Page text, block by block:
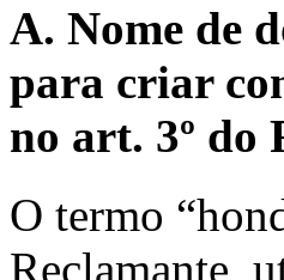
A. Nome de
para criar
no art. 3º do
O termo
Reclamante,